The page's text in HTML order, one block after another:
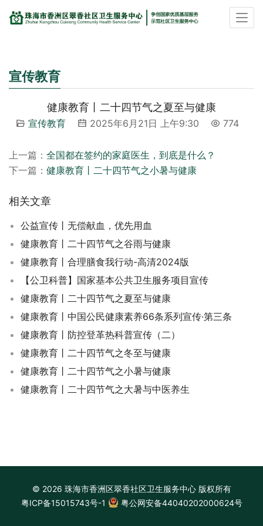
宣传教育
健康教育丨二十四节气之夏至与健康
宣传教育 2025年6月21日 上午9:30 774
上一篇： 全国都在签约的家庭医生，到底是什么？
下一篇： 健康教育丨二十四节气之小暑与健康
相关文章
公益宣传丨无偿献血，优先用血
健康教育丨二十四节气之谷雨与健康
健康教育丨合理膳食我行动-高清2024版
【公卫科普】国家基本公共卫生服务项目宣传
健康教育丨二十四节气之夏至与健康
健康教育丨中国公民健康素养66条系列宣传·第三条
健康教育丨防控登革热科普宣传（二）
健康教育丨二十四节气之冬至与健康
健康教育丨二十四节气之小暑与健康
健康教育丨二十四节气之大暑与中医养生
© 2026 珠海市香洲区翠香社区卫生服务中心 版权所有
粤ICP备15015743号-1
粤公网安备44040202000624号